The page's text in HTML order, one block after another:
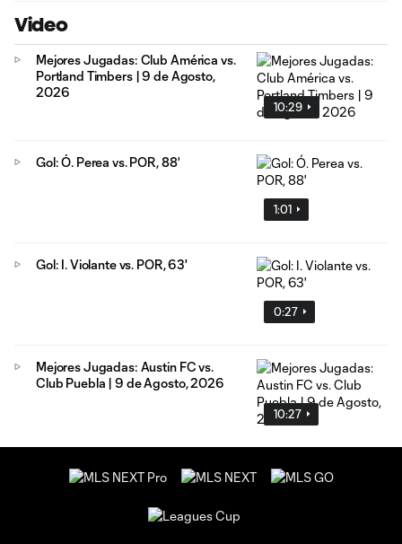
Video
10:29
Mejores Jugadas: Club América vs.
Portland Timbers | 9 de Agosto,
2026
1:01
Gol: Ó. Perea vs. POR, 88'
0:27
Gol: I. Violante vs. POR, 63'
10:27
Mejores Jugadas: Austin FC vs.
Club Puebla | 9 de Agosto, 2026